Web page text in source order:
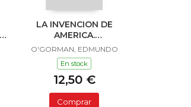
LA INVENCION DE
AMERICA.
INVESTIGACION
ACERCA DE L
O'GORMAN, EDMUNDO
En stock
12,50 €
Comprar